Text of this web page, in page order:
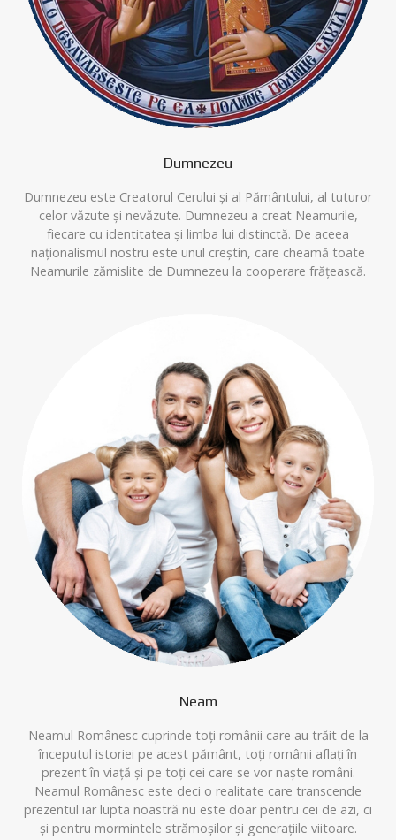
Dumnezeu
Dumnezeu este Creatorul Cerului și al Pământului, al tuturor
celor văzute și nevăzute. Dumnezeu a creat Neamurile,
fiecare cu identitatea și limba lui distinctă. De aceea
naționalismul nostru este unul creștin, care cheamă toate
Neamurile zămislite de Dumnezeu la cooperare frățească.
Neam
Neamul Românesc cuprinde toți românii care au trăit de la
începutul istoriei pe acest pământ, toți românii aflați în
prezent în viață și pe toți cei care se vor naște români.
Neamul Românesc este deci o realitate care transcende
prezentul iar lupta noastră nu este doar pentru cei de azi, ci
și pentru mormintele strămoșilor și generațiile viitoare.